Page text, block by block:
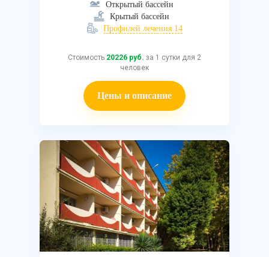
Открытый бассейн
Крытый бассейн
Профилей лечения 14
Стоимость 20226 руб. за 1 сутки для 2
человек
Цены и описание